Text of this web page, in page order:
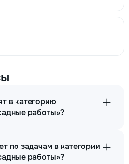
в категорию
работы»?
по задачам в категории
работы»?